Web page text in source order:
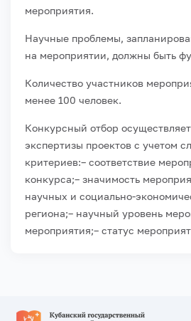
мероприятия.
Научные проблемы,
на мероприятии, должны быть
Количество участников
менее 100 человек.
Конкурсный отбор
экспертизы проектов с учетом
критериев:– соответствие
конкурса;– значимость
научных и социально-
региона;– научный уровень
мероприятия;– статус